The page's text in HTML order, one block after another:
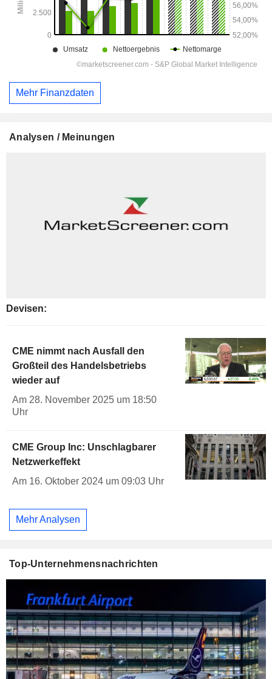
Mehr Finanzdaten
Analysen / Meinungen
Devisen:
CME nimmt nach Ausfall den
Großteil des Handelsbetriebs
wieder auf
Am 28. November 2025 um 18:50
Uhr
CME Group Inc: Unschlagbarer
Netzwerkeffekt
Am 16. Oktober 2024 um 09:03 Uhr
Mehr Analysen
Top-Unternehmensnachrichten